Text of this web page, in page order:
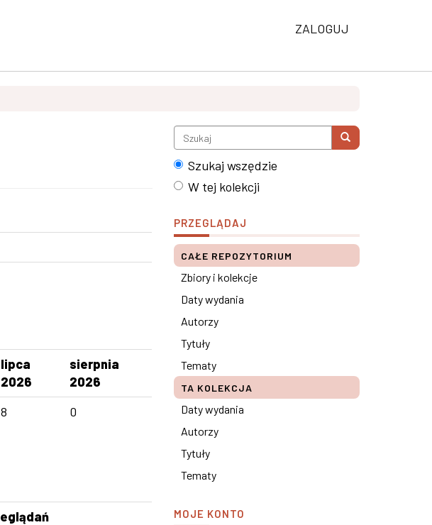
ZALOGUJ
lipca
2026
sierpnia
2026
8 0
Szukaj wszędzie
W tej kolekcji
PRZEGLĄDAJ
CAŁE REPOZYTORIUM
Zbiory i kolekcje
Daty wydania
Autorzy
Tytuły
Tematy
TA KOLEKCJA
Daty wydania
Autorzy
Tytuły
Tematy
MOJE KONTO